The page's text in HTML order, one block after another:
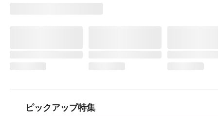
ピックアップ特集